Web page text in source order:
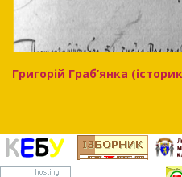
Григорій Граб’янка